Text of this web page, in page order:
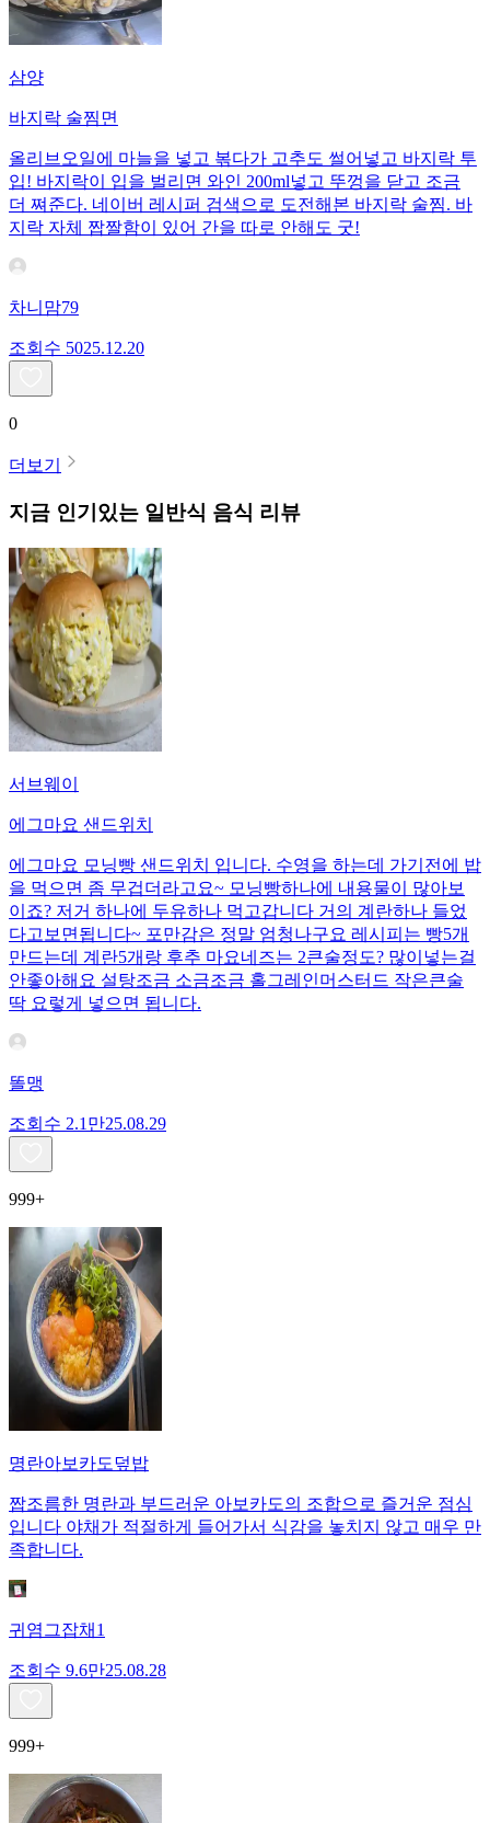
삼양
바지락 술찜면
올리브오일에 마늘을 넣고 볶다가 고추도 썰어넣고 바지락 투
입! 바지락이 입을 벌리면 와인 200ml넣고 뚜껑을 닫고 조금
더 쪄준다. 네이버 레시퍼 검색으로 도전해본 바지락 술찜. 바
지락 자체 짭짤함이 있어 간을 따로 안해도 굿!
차니맘79
조회수 5025.12.20
0
더보기
지금 인기있는 일반식 음식 리뷰
서브웨이
에그마요 샌드위치
에그마요 모닝빵 샌드위치 입니다. 수영을 하는데 가기전에 밥
을 먹으면 좀 무겁더라고요~ 모닝빵하나에 내용물이 많아보
이죠? 저거 하나에 두유하나 먹고갑니다 거의 계란하나 들었
다고보면됩니다~ 포만감은 정말 엄청나구요 레시피는 빵5개
만드는데 계란5개랑 후추 마요네즈는 2큰술정도? 많이넣는걸
안좋아해요 설탕조금 소금조금 홀그레인머스터드 작은큰술
딱 요렇게 넣으면 됩니다.
똘맹
조회수 2.1만25.08.29
999+
명란아보카도덮밥
짭조름한 명란과 부드러운 아보카도의 조합으로 즐거운 점심
입니다 야채가 적절하게 들어가서 식감을 놓치지 않고 매우 만
족합니다.
귀염그잡채1
조회수 9.6만25.08.28
999+